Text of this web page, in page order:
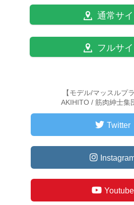
通常サ
フルサ
【モデル/マッスルプ
AKIHITO / 筋肉紳士集
Twitter
Youtube